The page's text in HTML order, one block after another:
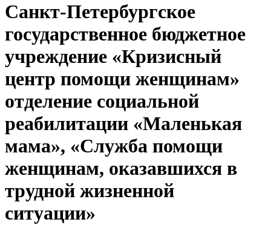
Санкт-Петербургское
государственное бюджетное
учреждение «Кризисный
центр помощи женщинам»
отделение социальной
реабилитации «Маленькая
мама», «Служба помощи
женщинам, оказавшихся в
трудной жизненной
ситуации»